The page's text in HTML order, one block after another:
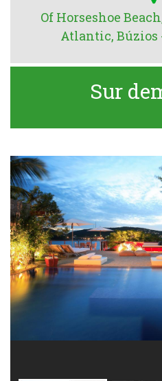
Of Horseshoe
Atlantic, Búzios
Sur